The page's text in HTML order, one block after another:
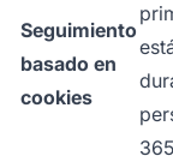
Seguimiento
basado en
cookies